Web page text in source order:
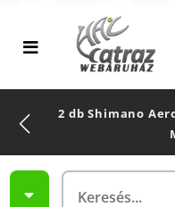
2 db Shimano